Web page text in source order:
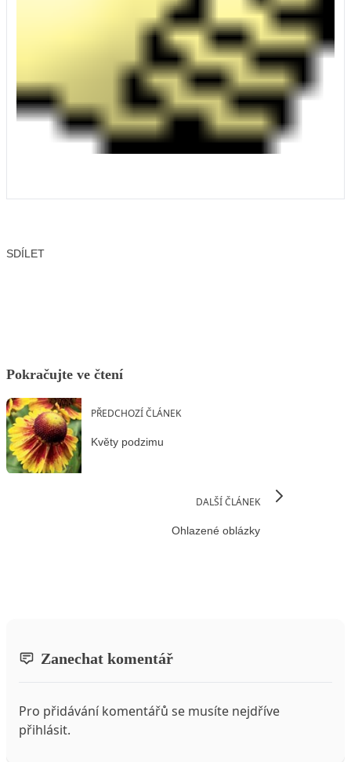
SDÍLET
Pokračujte ve čtení
PŘEDCHOZÍ ČLÁNEK
Květy podzimu
DALŠÍ ČLÁNEK
Ohlazené oblázky
Zanechat komentář
Pro přidávání komentářů se musíte nejdříve
přihlásit.